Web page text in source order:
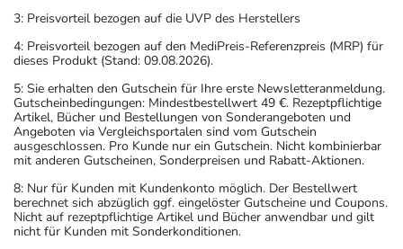
3: Preisvorteil bezogen auf die UVP des Herstellers
4: Preisvorteil bezogen auf den MediPreis-Referenzpreis (MRP) für
dieses Produkt (Stand: 09.08.2026).
5: Sie erhalten den Gutschein für Ihre erste Newsletteranmeldung.
Gutscheinbedingungen: Mindestbestellwert 49 €. Rezeptpflichtige
Artikel, Bücher und Bestellungen von Sonderangeboten und
Angeboten via Vergleichsportalen sind vom Gutschein
ausgeschlossen. Pro Kunde nur ein Gutschein. Nicht kombinierbar
mit anderen Gutscheinen, Sonderpreisen und Rabatt-Aktionen.
8: Nur für Kunden mit Kundenkonto möglich. Der Bestellwert
berechnet sich abzüglich ggf. eingelöster Gutscheine und Coupons.
Nicht auf rezeptpflichtige Artikel und Bücher anwendbar und gilt
nicht für Kunden mit Sonderkonditionen.